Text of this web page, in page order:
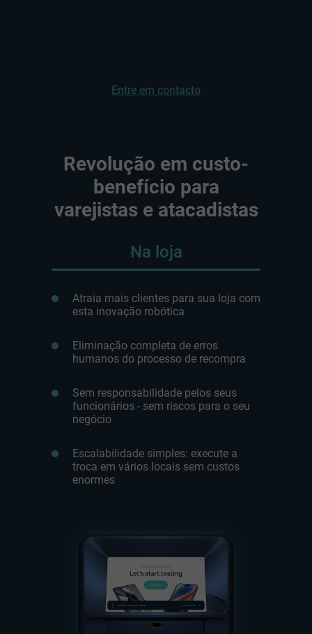
Entre em contacto
Revolução em custo-
benefício para
varejistas e atacadistas
Na loja
Atraia mais clientes para sua loja com
esta inovação robótica
Eliminação completa de erros
humanos do processo de recompra
Sem responsabilidade pelos seus
funcionários - sem riscos para o seu
negócio
Escalabilidade simples: execute a
troca em vários locais sem custos
enormes